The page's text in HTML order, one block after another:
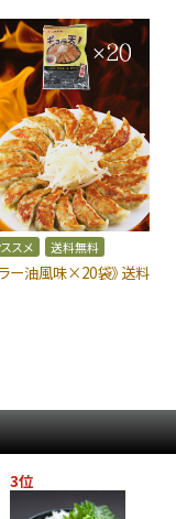
スメ 送料無料
ラー油風味×20袋》 送料
3位